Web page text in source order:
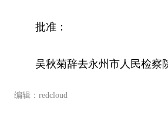
批准：
吴秋菊辞去永州市人民检察院
编辑：redcloud